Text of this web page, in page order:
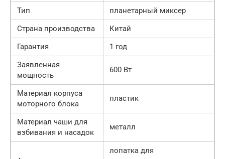
Тип
планетарный миксер
Страна производства
Китай
Гарантия
1 год
Заявленная
мощность
600 Вт
Материал корпуса
моторного блока
пластик
Материал чаши для
взбивания и насадок
металл
лопатка для